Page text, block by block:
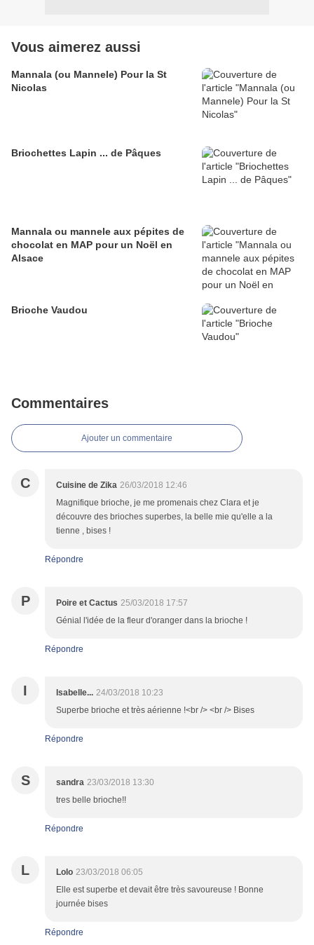
Vous aimerez aussi
Mannala (ou Mannele) Pour la St
Nicolas
Briochettes Lapin ... de Pâques
Mannala ou mannele aux pépites de
chocolat en MAP pour un Noël en
Alsace
Brioche Vaudou
Commentaires
Ajouter un commentaire
C Cuisine de Zika 26/03/2018 12:46
Magnifique brioche, je me promenais chez Clara et je
découvre des brioches superbes, la belle mie qu'elle a la
tienne , bises !
Répondre
P Poire et Cactus 25/03/2018 17:57
Génial l'idée de la fleur d'oranger dans la brioche !
Répondre
I Isabelle... 24/03/2018 10:23
Superbe brioche et très aérienne !<br /> <br /> Bises
Répondre
S sandra 23/03/2018 13:30
tres belle brioche!!
Répondre
L Lolo 23/03/2018 06:05
Elle est superbe et devait être très savoureuse ! Bonne
journée bises
Répondre